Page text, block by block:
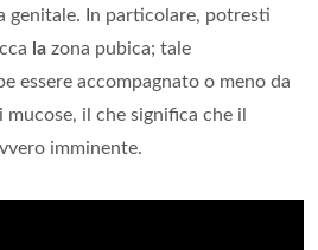
genitale. In particolare, potresti
la zona pubica; tale
essere accompagnato o meno da
mucose, il che significa che il
imminente.